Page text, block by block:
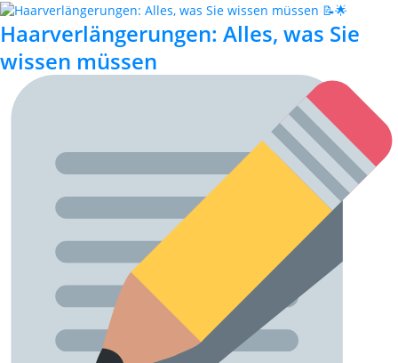
Haarverlängerungen: Alles, was Sie
wissen müssen